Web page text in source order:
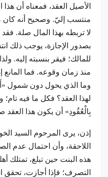
الأصيل العقد، فمعناه أن هذا
منتسب إليّ. وصحيح أنه كان
لا تربطه بهذا المال صلة.
بصدور الإجازة، يوجب ذلك
للمالك؛ فيقر بنسبته إليه.
منذ زمان وقوعه. فما المانع
وما الذي يحول دون شمول
لهذا العقد؟ فكل ما فيه تام؛
بِالْعُقُودِ» أن يكون هذا العقد
إذن، يرى المرحوم السيد
اللاحقة، وأن احتمال عدم
هذه البنت حين تبلغ، تمتلك
التصرف؛ فإذا أجازت، تحقق